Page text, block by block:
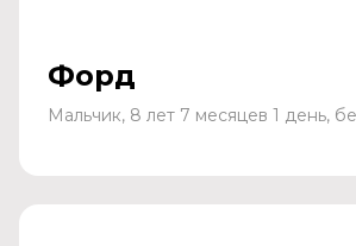
Форд
Мальчик, 8 лет 7 месяцев 1 день,